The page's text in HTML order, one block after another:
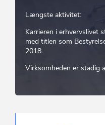
Længste aktivitet:
Karrieren i erhvervslivet
med titlen som
2018.
Virksomheden er stadig